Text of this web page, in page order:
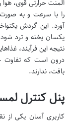
المنت حرارتی قوی،
آورد. این گردش
یکسان پخته و ترد
نتیجه این فرآیند،
درون است که تفاوت
بافت، ندارند.
پنل کنترل